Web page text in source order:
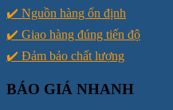
✔️ Nguồn hàng ổn định
✔️ Giao hàng đúng tiến độ
✔️ Đảm bảo chất lượng
BÁO GIÁ NHANH